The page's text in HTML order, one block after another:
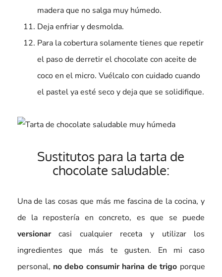
madera que no salga muy húmedo.
Deja enfriar y desmolda.
Para la cobertura solamente tienes que repetir
el paso de derretir el chocolate con aceite de
coco en el micro. Vuélcalo con cuidado cuando
el pastel ya esté seco y deja que se solidifique.
Sustitutos para la tarta de
chocolate saludable:
Una de las cosas que más me fascina de la cocina, y
de la repostería en concreto, es que se puede
versionarcasi cualquier receta y utilizar los
ingredientes que más te gusten. En mi caso
personal, no debo consumir harina de trigo porque